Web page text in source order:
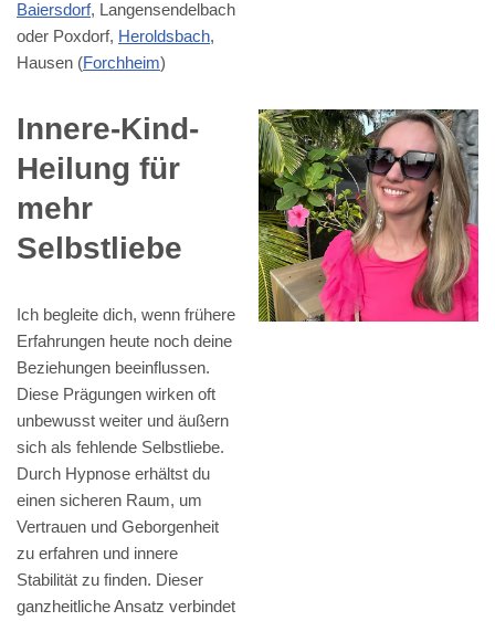
Baiersdorf, Langensendelbach
oder Poxdorf, Heroldsbach,
Hausen (Forchheim)
Innere-Kind-
Heilung für
mehr
Selbstliebe
Ich begleite dich, wenn frühere
Erfahrungen heute noch deine
Beziehungen beeinflussen.
Diese Prägungen wirken oft
unbewusst weiter und äußern
sich als fehlende Selbstliebe.
Durch Hypnose erhältst du
einen sicheren Raum, um
Vertrauen und Geborgenheit
zu erfahren und innere
Stabilität zu finden. Dieser
ganzheitliche Ansatz verbindet